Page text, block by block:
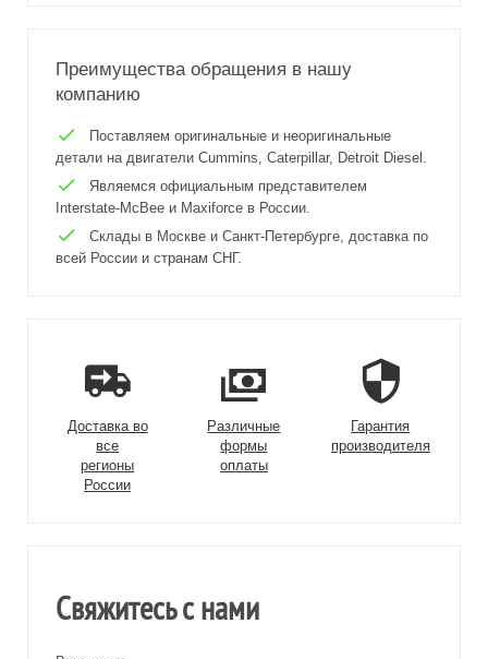
Преимущества обращения в нашу
компанию
Поставляем оригинальные и неоригинальные
детали на двигатели Cummins, Caterpillar, Detroit Diesel.
Являемся официальным представителем
Interstate-McBee и Maxiforce в России.
Склады в Москве и Санкт-Петербурге, доставка по
всей России и странам СНГ.
Доставка во
все
регионы
России
Различные
формы
оплаты
Гарантия
производителя
Свяжитесь с нами